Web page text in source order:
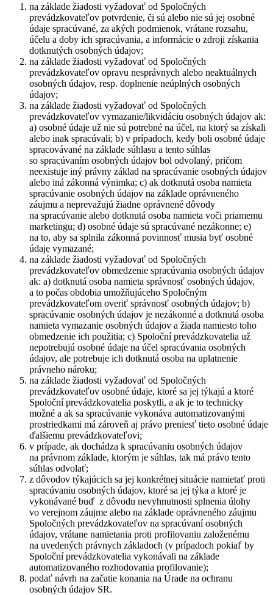
na základe žiadosti vyžadovať od Spoločných
prevádzkovateľov potvrdenie, či sú alebo nie sú jej osobné
údaje spracúvané, za akých podmienok, vrátane rozsahu,
účelu a doby ich spracúvania, a informácie o zdroji získania
dotknutých osobných údajov;
na základe žiadosti vyžadovať od Spoločných
prevádzkovateľov opravu nesprávnych alebo neaktuálnych
osobných údajov, resp. doplnenie neúplných osobných
údajov;
na základe žiadosti vyžadovať od Spoločných
prevádzkovateľov vymazanie/likvidáciu osobných údajov ak:
a) osobné údaje už nie sú potrebné na účel, na ktorý sa získali
alebo inak spracúvali; b) v prípadoch, kedy boli osobné údaje
spracovávané na základe súhlasu a tento súhlas
so spracúvaním osobných údajov bol odvolaný, pričom
neexistuje iný právny základ na spracúvanie osobných údajov
alebo iná zákonná výnimka; c) ak dotknutá osoba namieta
spracúvanie osobných údajov na základe oprávneného
záujmu a neprevažujú žiadne oprávnené dôvody
na spracúvanie alebo dotknutá osoba namieta voči priamemu
marketingu; d) osobné údaje sú spracúvané nezákonne; e)
na to, aby sa splnila zákonná povinnosť musia byť osobné
údaje vymazané;
na základe žiadosti vyžadovať od Spoločných
prevádzkovateľov obmedzenie spracúvania osobných údajov
ak: a) dotknutá osoba namieta správnosť osobných údajov,
a to počas obdobia umožňujúceho Spoločným
prevádzkovateľom overiť správnosť osobných údajov; b)
spracúvanie osobných údajov je nezákonné a dotknutá osoba
namieta vymazanie osobných údajov a žiada namiesto toho
obmedzenie ich použitia; c) Spoloční prevádzkovatelia už
nepotrebujú osobné údaje na účel spracúvania osobných
údajov, ale potrebuje ich dotknutá osoba na uplatnenie
právneho nároku;
na základe žiadosti vyžadovať od Spoločných
prevádzkovateľov osobné údaje, ktoré sa jej týkajú a ktoré
Spoloční prevádzkovatelia poskytli, a ak je to technicky
možné a ak sa spracúvanie vykonáva automatizovanými
prostriedkami má zároveň aj právo preniesť tieto osobné údaje
ďalšiemu prevádzkovateľovi;
v prípade, ak dochádza k spracúvaniu osobných údajov
na právnom základe, ktorým je súhlas, tak má právo tento
súhlas odvolať;
z dôvodov týkajúcich sa jej konkrétnej situácie namietať proti
spracúvaniu osobných údajov, ktoré sa jej týka a ktoré je
vykonávané buď z dôvodu nevyhnutnosti splnenia úlohy
vo verejnom záujme alebo na základe oprávneného záujmu
Spoločných prevádzkovateľov na spracúvaní osobných
údajov, vrátane namietania proti profilovaniu založenému
na uvedených právnych základoch (v prípadoch pokiaľ by
Spoloční prevádzkovatelia vykonávali na základe
automatizovaného rozhodovania profilovanie);
podať návrh na začatie konania na Úrade na ochranu
osobných údajov SR.